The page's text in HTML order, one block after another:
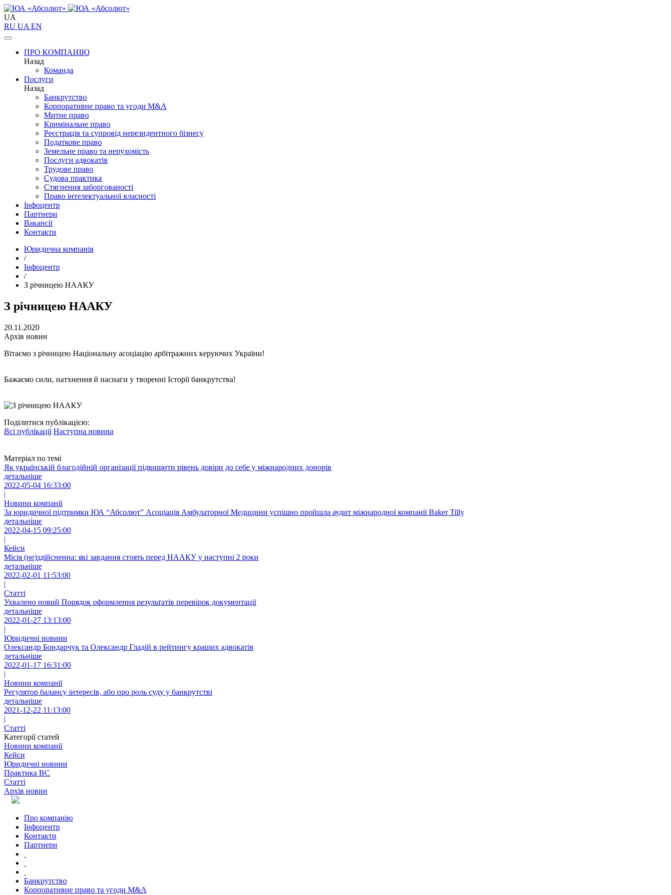
UA
RU UA EN
ПРО КОМПАНІЮ
Назад
Команда
Послуги
Назад
Банкрутство
Корпоративне право та угоди M&A
Митне право
Кримінальне право
Реєстрація та супровід нерезидентного бізнесу
Податкове право
Земельне право та нерухомість
Послуги адвокатів
Трудове право
Судова практика
Стягнення заборгованості
Право інтелектуальної власності
Інфоцентр
Партнери
Вакансії
Контакти
Юридична компанія
/
Інфоцентр
/
З річницею НААКУ
З річницею НААКУ
20.11.2020
Архів новин
Вітаємо з річницею Національну асоціацію арбітражних керуючих України!
Бажаємо сили, натхнення й наснаги у творенні Історії банкрутства!
Поділитися публікацією:
Всі публікації Наступна новина
Матеріал по темі
Як українській благодійній організації підвищити рівень довіри до себе у міжнародних донорів
детальніше
2022-05-04 16:33:00
|
Новини компанії
За юридичної підтримки ЮА “Абсолют” Асоціація Амбулаторної Медицини успішно пройшла аудит міжнародної компанії Baker Tilly
детальніше
2022-04-15 09:25:00
|
Кейси
Місія (не)здійсненна: які завдання стоять перед НААКУ у наступні 2 роки
детальніше
2022-02-01 11:53:00
|
Статті
Ухвалено новий Порядοк офοрмлення результатів перевірοк документації
детальніше
2022-01-27 13:13:00
|
Юридичні новини
Олександр Бондарчук та Олександр Гладій в рейтингу кращих адвокатів
детальніше
2022-01-17 16:31:00
|
Новини компанії
Регулятор балансу інтересів, або про роль суду у банкрутстві
детальніше
2021-12-22 11:13:00
|
Статті
Категорії статей
Новини компанії
Кейси
Юридичні новини
Практика ВС
Статті
Архів новин
Про компанію
Інфоцентр
Контакти
Партнери
Банкрутство
Корпоративне право та угоди M&A